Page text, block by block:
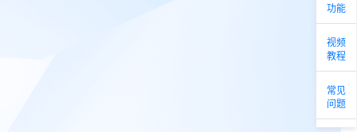
功能
视频
教程
常见
问题